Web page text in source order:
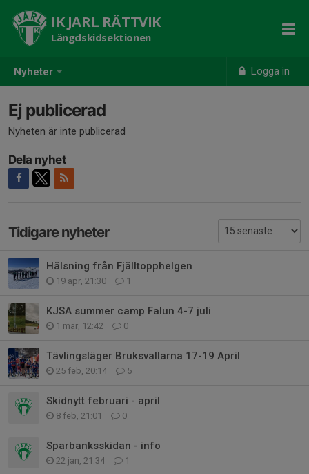
Nyheter Logga in
IK JARL RÄTTVIK
Längdskidsektionen
Ej publicerad
Nyheten är inte publicerad
Dela nyhet
Tidigare nyheter
Hälsning från Fjälltopphelgen
19 apr, 21:30 1
KJSA summer camp Falun 4-7 juli
1 mar, 12:42 0
Tävlingsläger Bruksvallarna 17-19 April
25 feb, 20:14 5
Skidnytt februari - april
8 feb, 21:01 0
Sparbanksskidan - info
22 jan, 21:34 1